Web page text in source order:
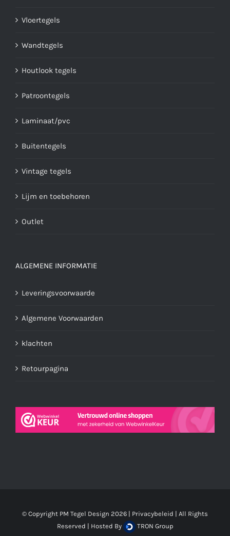
Vloertegels
Wandtegels
Houtlook tegels
Patroontegels
Laminaat/pvc
Buitentegels
Vintage tegels
Lijm en toebehoren
Outlet
ALGEMENE INFORMATIE
Leveringsvoorwaarde
Algemene Voorwaarden
klachten
Retourpagina
© Copyright PM Tegel Design 2026 | Privacybeleid | All Rights
Reserved | Hosted By
TRON Group